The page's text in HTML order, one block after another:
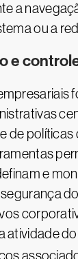
a
ou a
e
de políticas
e
do